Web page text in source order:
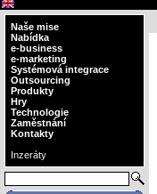
Naše mise
Nabídka
e-business
e-marketing
Systémová integrace
Outsourcing
Produkty
Hry
Technologie
Zaměstnání
Kontakty
Inzeráty